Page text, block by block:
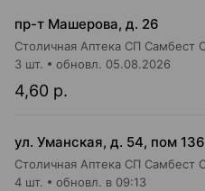
пр-т Машерова, д. 26
4,60 р.
3 шт. обновл. 05.08.2026
ул. Уманская, д. 54, пом 136
4 шт. обновл. в 09:13